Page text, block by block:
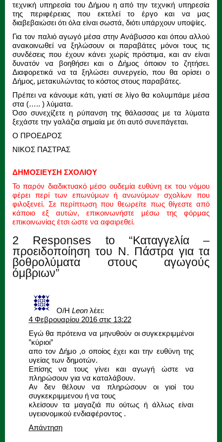
τεχνική υπηρεσία του Δήμου η από την τεχνική υπηρεσία
της περιφέρειας που εκτελεί το έργο και να μας
διαβεβαιώσει ότι όλα είναι σωστά, διότι υπάρχουν υποψίες.
Για τον παλιό αγωγό μέσα στην Ανάβυσσο και όπου αλλού
ανακοινωθεί να ξηλώσουν οι παραβάτες μόνοι τους τις
συνδέσεις που έχουν κάνει χωρίς πρόστιμα, και αν είναι
δυνατόν να βοηθήσει και ο Δήμος όποιον το ζητήσει.
Διαφορετικά να τα ξηλώσει συνεργείο, που θα ορίσει ο
Δήμος, μετακυλώντας το κόστος στους παραβάτες.
Πρέπει να κάνουμε κάτι, γιατί σε λίγο θα κολυμπάμε μέσα
στα (….. ) λύματα.
Όσο συνεχίζετε η ρύπανση της θάλασσας με τα λύματα
ξεχάστε την γαλάζια σημαία με ότι αυτό συνεπάγεται.
Ο ΠΡΟΕΔΡΟΣ
ΝΙΚΟΣ ΠΑΣΤΡΑΣ
ΔΗΜΟΣΙΕΥΣΗ ΣΧΟΛΙΟΥ
Το παρόν διαδικτυακό μέσο ουδεμία ευθύνη εκ του νόμου
φέρει περί των επωνύμων ή ανωνύμων σχολίων που
φιλοξενεί. Σε περίπτωση που θεωρείτε πως θίγεστε από
κάποιο εξ αυτών, επικοινωνήστε μέσω της φόρμας
επικοινωνίας έτσι ώστε να αφαιρεθεί.
2 Responses to “Καταγγελία –
προειδοποίηση του Ν. Πάστρα για τα
βοθρολύματα στους αγωγούς
όμβριων”
Ο/Η Leon λέει:
4 Φεβρουαρίου 2016 στις 13:22
Εγώ θα πρότεινα να μηνυθούν οι συγκεκριμμένοι
”κύριοι”
απο τον Δήμο ,ο οποίος έχει και την ευθύνη της
υγείας των δημοτών.
Επίσης να τους γίνει και αγωγή ώστε να
πληρώσουν για να καταλάβουν.
Αν δεν θέλουν να πληρώσουν οι γιοί του
συγκεκριμμενου ή να τους
κλείσουν τα μαγαζιά πυ ούτως ή άλλως είναι
υγειονομικού ενδιαφέροντος .
Απάντηση